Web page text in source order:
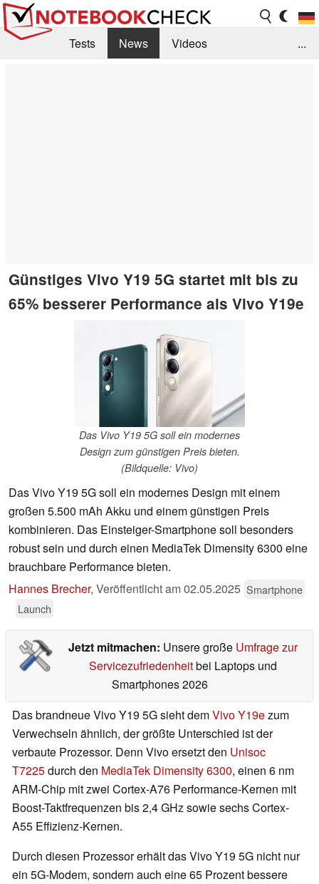
Tests News
Videos
...
Günstiges Vivo Y19 5G startet mit bis zu
65% besserer Performance als Vivo Y19e
Das Vivo Y19 5G soll ein modernes
Design zum günstigen Preis bieten.
(Bildquelle: Vivo)
Das Vivo Y19 5G soll ein modernes Design mit einem
großen 5.500 mAh Akku und einem günstigen Preis
kombinieren. Das Einsteiger-Smartphone soll besonders
robust sein und durch einen MediaTek Dimensity 6300 eine
brauchbare Performance bieten.
Hannes Brecher, Veröffentlicht am02.05.2025 Smartphone
Launch
Jetzt mitmachen: Unsere große Umfrage zur
Servicezufriedenheitbei Laptops und
Smartphones 2026
Das brandneue Vivo Y19 5G sieht demVivo Y19ezum
Verwechseln ähnlich, der größte Unterschied ist der
verbaute Prozessor. Denn Vivo ersetzt den Unisoc
T7225durch den MediaTek Dimensity 6300, einen 6 nm
ARM-Chip mit zwei Cortex-A76 Performance-Kernen mit
Boost-Taktfrequenzen bis 2,4 GHz sowie sechs Cortex-
A55 Effizienz-Kernen.
Durch diesen Prozessor erhält das Vivo Y19 5G nicht nur
ein 5G-Modem, sondern auch eine 65 Prozent bessere